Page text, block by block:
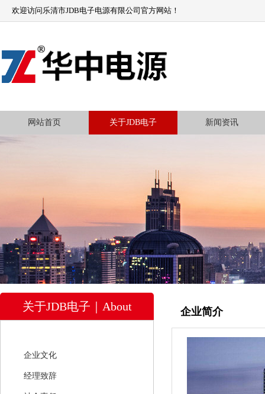
欢迎访问乐清市JDB电子电源有限公司官方网站！
网站首页 关于JDB电子 新闻资讯
关于JDB电子｜About
企业文化
经理致辞
企业简介